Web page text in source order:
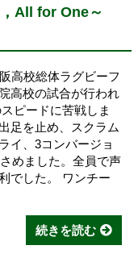
All for One～
高校総体ラグビーフ
高校の試合が行われ
ピードに苦戦しま
足を止め、スクラム
イ、3コンバージョ
めました。全員で声
でした。 ワンチー
続きを読む